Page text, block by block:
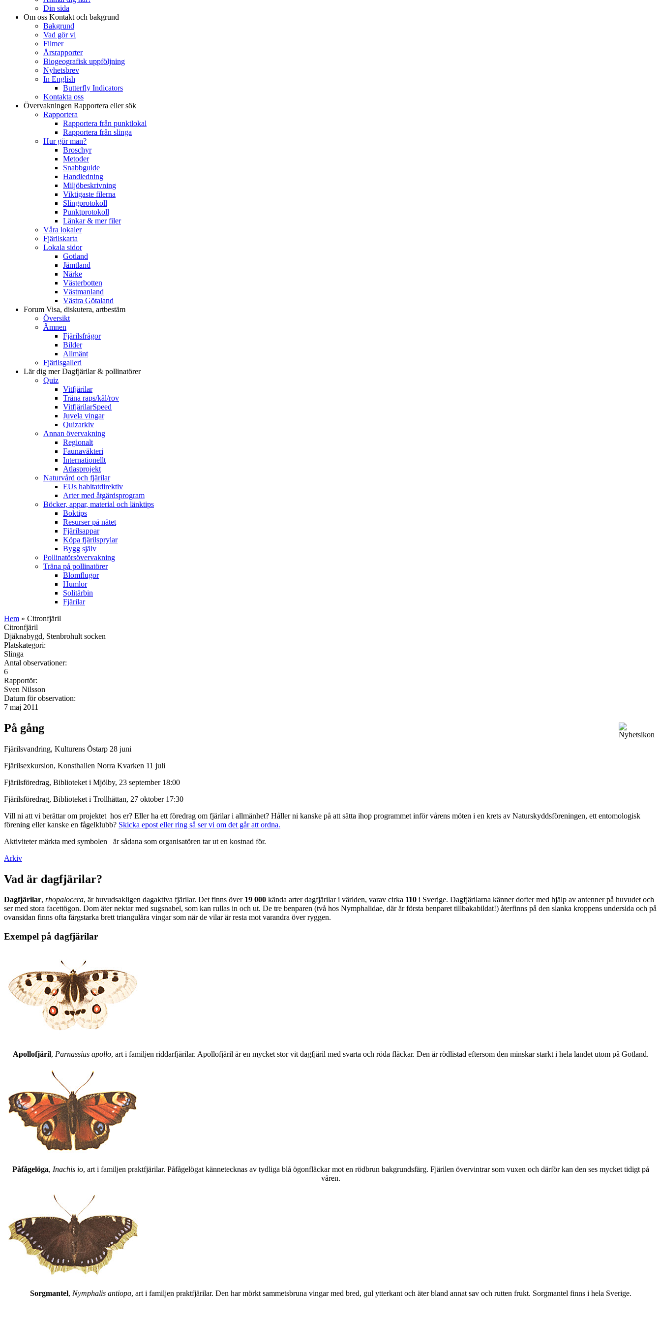
Din sida
Om oss Kontakt och bakgrund
Bakgrund
Vad gör vi
Filmer
Årsrapporter
Biogeografisk uppföljning
Nyhetsbrev
In English
Butterfly Indicators
Kontakta oss
Övervakningen Rapportera eller sök
Rapportera
Rapportera från punktlokal
Rapportera från slinga
Hur gör man?
Broschyr
Metoder
Snabbguide
Handledning
Miljöbeskrivning
Viktigaste filerna
Slingprotokoll
Punktprotokoll
Länkar & mer filer
Våra lokaler
Fjärilskarta
Lokala sidor
Gotland
Jämtland
Närke
Västerbotten
Västmanland
Västra Götaland
Forum Visa, diskutera, artbestäm
Översikt
Ämnen
Fjärilsfrågor
Bilder
Allmänt
Fjärilsgalleri
Lär dig merDagfjärilar & pollinatörer
Quiz
Vitfjärilar
Träna raps/kål/rov
VitfjärilarSpeed
Juvela vingar
Quizarkiv
Annan övervakning
Regionalt
Faunaväkteri
Internationellt
Atlasprojekt
Naturvård och fjärilar
EUs habitatdirektiv
Arter med åtgärdsprogram
Böcker, appar, material och länktips
Boktips
Resurser på nätet
Fjärilsappar
Köpa fjärilsprylar
Bygg själv
Pollinatörsövervakning
Träna på pollinatörer
Blomflugor
Humlor
Solitärbin
Fjärilar
Hem » Citronfjäril
Citronfjäril
Djäknabygd, Stenbrohult socken
Platskategori:
Slinga
Antal observationer:
6
Rapportör:
Sven Nilsson
Datum för observation:
7 maj 2011
På gång
Fjärilsvandring, Kulturens Östarp 28 juni
Fjärilsexkursion, Konsthallen Norra Kvarken 11 juli
Fjärilsföredrag, Biblioteket i Mjölby, 23 september 18:00
Fjärilsföredrag, Biblioteket i Trollhättan, 27 oktober 17:30
Vill ni att vi berättar om projektet hos er? Eller ha ett föredrag om fjärilar i allmänhet? Håller ni kanske på att sätta ihop programmet inför vårens möten i en krets av Naturskyddsföreningen, ett entomologisk
förening eller kanske en fågelklubb? Skicka epost eller ring så ser vi om det går att ordna.
Aktiviteter märkta med symbolen
är sådana som organisatören tar ut en kostnad för.
Arkiv
Vad är dagfjärilar?
Dagfjärilar, rhopalocera, är huvudsakligen dagaktiva fjärilar. Det finns över 19 000 kända arter dagfjärilar i världen, varav cirka 110 i Sverige. Dagfjärilarna känner dofter med hjälp av antenner på huvudet och
ser med stora facettögon. Dom äter nektar med sugsnabel, som kan rullas in och ut. De tre benparen (två hos Nymphalidae, där är första benparet tillbakabildat!) återfinns på den slanka kroppens undersida och på
ovansidan finns ofta färgstarka brett triangulära vingar som när de vilar är resta mot varandra över ryggen.
Exempel på dagfjärilar
Apollofjäril, Parnassius apollo, art i familjen riddarfjärilar. Apollofjäril är en mycket stor vit dagfjäril med svarta och röda fläckar. Den är rödlistad eftersom den minskar starkt i hela landet utom på Gotland.
Påfågelöga, Inachis io, art i familjen praktfjärilar. Påfågelögat kännetecknas av tydliga blå ögonfläckar mot en rödbrun bakgrundsfärg. Fjärilen övervintrar som vuxen och därför kan den ses mycket tidigt på
våren.
Sorgmantel, Nymphalis antiopa, art i familjen praktfjärilar. Den har mörkt sammetsbruna vingar med bred, gul ytterkant och äter bland annat sav och rutten frukt. Sorgmantel finns i hela Sverige.